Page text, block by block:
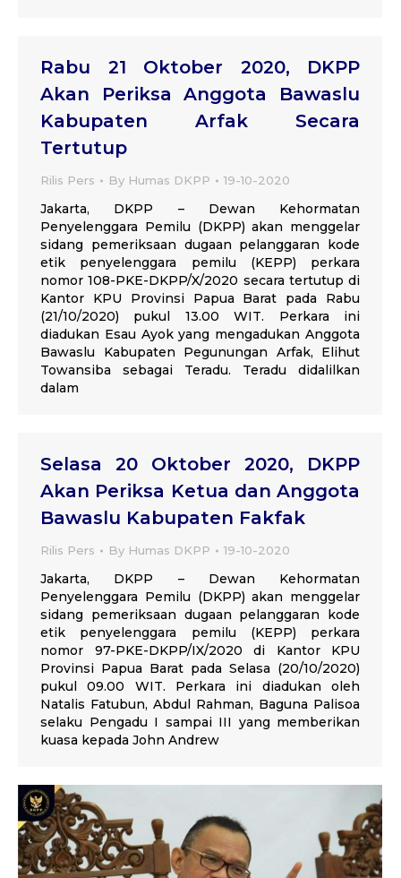
Rabu 21 Oktober 2020, DKPP
Akan Periksa Anggota Bawaslu
Kabupaten Arfak Secara
Tertutup
Rilis Pers By Humas DKPP 19-10-2020
Jakarta, DKPP – Dewan Kehormatan
Penyelenggara Pemilu (DKPP) akan menggelar
sidang pemeriksaan dugaan pelanggaran kode
etik penyelenggara pemilu (KEPP) perkara
nomor 108-PKE-DKPP/X/2020 secara tertutup di
Kantor KPU Provinsi Papua Barat pada Rabu
(21/10/2020) pukul 13.00 WIT. Perkara ini
diadukan Esau Ayok yang mengadukan Anggota
Bawaslu Kabupaten Pegunungan Arfak, Elihut
Towansiba sebagai Teradu. Teradu didalilkan
dalam
Selasa 20 Oktober 2020, DKPP
Akan Periksa Ketua dan Anggota
Bawaslu Kabupaten Fakfak
Rilis Pers By Humas DKPP 19-10-2020
Jakarta, DKPP – Dewan Kehormatan
Penyelenggara Pemilu (DKPP) akan menggelar
sidang pemeriksaan dugaan pelanggaran kode
etik penyelenggara pemilu (KEPP) perkara
nomor 97-PKE-DKPP/IX/2020 di Kantor KPU
Provinsi Papua Barat pada Selasa (20/10/2020)
pukul 09.00 WIT. Perkara ini diadukan oleh
Natalis Fatubun, Abdul Rahman, Baguna Palisoa
selaku Pengadu I sampai III yang memberikan
kuasa kepada John Andrew